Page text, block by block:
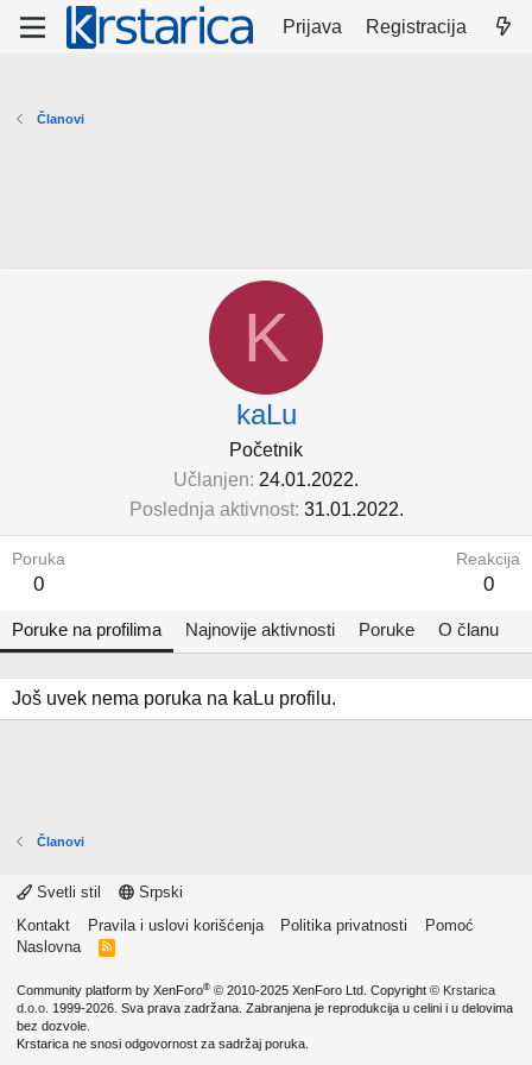
Prijava Registracija
Članovi
K
kaLu
Početnik
Učlanjen 24.01.2022.
Poslednja aktivnost 31.01.2022.
Poruka
0
Reakcija
0
Poruke na profilima Najnovije aktivnosti Poruke O članu
Još uvek nema poruka na kaLu profilu.
Članovi
Svetli stil
Srpski
Kontakt
Pravila i uslovi korišćenja Politika privatnosti
Pomoć
Naslovna
R
Community platform by XenForo® © 2010-2025 XenForo Ltd. Copyright © Krstarica
d.o.o. 1999-2026. Sva prava zadržana. Zabranjena je reprodukcija u celini i u delovima
bez dozvole.
Krstarica ne snosi odgovornost za sadržaj poruka.